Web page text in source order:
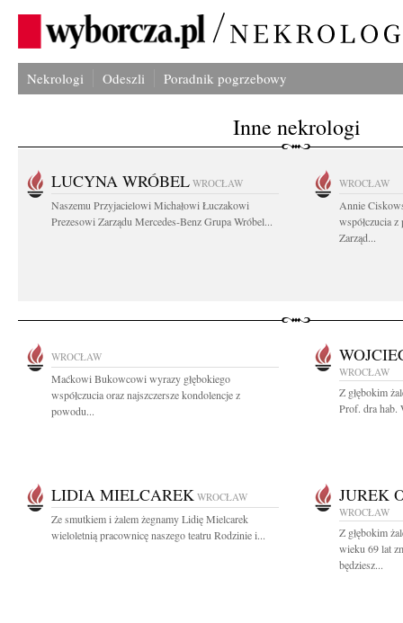
Nekrologi Odeszli Poradnik pogrzebowy
Inne nekrologi
LUCYNA WRÓBEL WROCŁAW
Naszemu Przyjacielowi Michałowi Łuczakowi
Prezesowi Zarządu Mercedes-Benz Grupa Wróbel...
WROCŁAW
Annie
współczucia
Zarząd...
WROCŁAW
Maćkowi Bukowcowi wyrazy głębokiego
współczucia oraz najszczersze kondolencje z
powodu...
WROCŁAW
Z głębokim
Prof. dra hab.
LIDIA MIELCAREK WROCŁAW
Ze smutkiem i żalem żegnamy Lidię Mielcarek
wieloletnią pracownicę naszego teatru Rodzinie i...
JUREK
WROCŁAW
Z głębokim
wieku 69 lat
będziesz...